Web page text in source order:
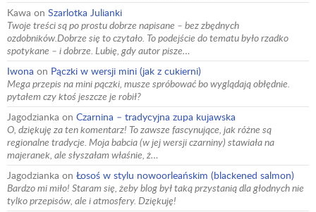
Kawa on Szarlotka Julianki
Twoje treści są po prostu dobrze napisane – bez zbędnych
ozdobników.Dobrze się to czytało. To podejście do tematu było rzadko
spotykane – i dobrze. Lubię, gdy autor pisze…
Iwona on Pączki w wersji mini (jak z cukierni)
Mega przepis na mini pączki, musze spróbować bo wyglądają obłędnie.
pytałem czy ktoś jeszcze je robił?
Jagodzianka on Czarnina – tradycyjna zupa kujawska
O, dziękuję za ten komentarz! To zawsze fascynujące, jak różne są
regionalne tradycje. Moja babcia (w jej wersji czarniny) stawiała na
majeranek, ale słyszałam właśnie, ż…
Jagodzianka on Łosoś w stylu nowoorleańskim (blackened salmon)
Bardzo mi miło! Staram się, żeby blog był taką przystanią dla głodnych nie
tylko przepisów, ale i atmosfery. Dziękuję!